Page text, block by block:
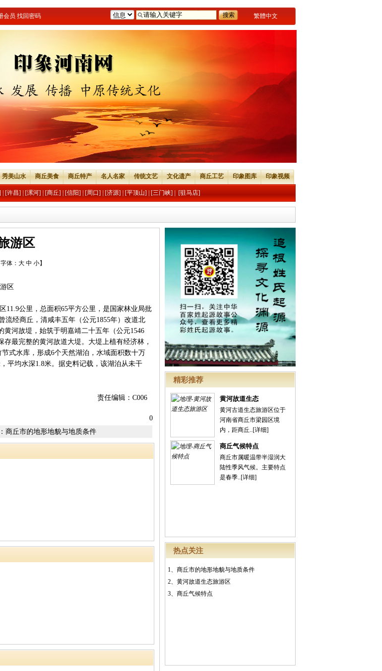
繁體中文
会员 找回密码
秀美山水 商丘美食 商丘特产 名人名家 传统文艺 文化遗产 商丘工艺 印象图库 印象视频
[许昌] [漯河] [商丘] [信阳] [周口] [济源] [平顶山] [三门峡] [驻马店]
精彩推荐
黄河故道生态
黄河古道生态旅游区位于
河南省商丘市梁园区境
内，距商丘..[详细]
商丘气候特点
商丘市属暖温带半湿润大
陆性季风气候。主要特点
是春季..[详细]
热点关注
1、 商丘市的地形地貌与地质条件
2、 黄河故道生态旅游区
3、 商丘气候特点
游区
字体： 大 中 小】
公里，总面积65平方公里，是国家林业局批
流经商丘，清咸丰五年（公元1855年）改道北
河故堤，始筑于明嘉靖二十五年（公元1546
最完整的黄河故道大堤。大堤上植有经济林，
式水库，形成6个天然湖泊，水域面积数十万
平均水深1.8米。据史料记载，该湖泊从未干
责任编辑：C006
0
商丘市的地形地貌与地质条件